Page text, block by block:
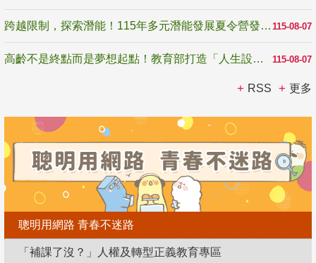
115-08-07
跨越限制，探索潛能！115年多元潛能發展夏令營發掘生命無限可能
115-08-07
高齡不是終點而是夢想起點！教育部打造「人生設計夢工場」 參展第3屆高齡健康產業博覽會
RSS 更多
聰明用網路 青春不迷路
「補課了沒？」人權及轉型正義教育專區